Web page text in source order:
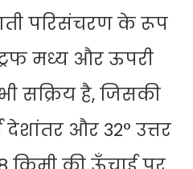
परिसंचरण के रूप
मध्य और ऊपरी
सक्रिय है, जिसकी
और 32° उत्तर